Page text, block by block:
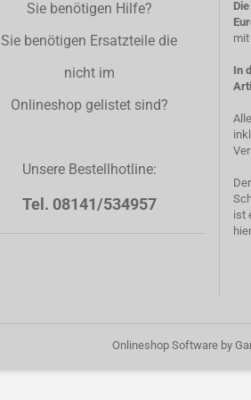
Sie benötigen Hilfe?
Sie benötigen Ersatzteile die
nicht im
Onlineshop gelistet sind?
Unsere Bestellhotline:
Tel. 08141/534957
In
ist
Onlineshop Softwareby